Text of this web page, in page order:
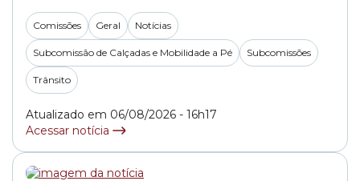
(06/08), a primeira reunião do segundo semestre de
2026. No encontro, os vereadores ouviram
representantes da SMSUB (Secretaria Municipal das
Subprefeituras). A pasta foi representada pelo
engenheiro Alexandre Martini e pelo arquiteto Rodolfo
Comissões Geral Notícias
Subcomissão de Calçadas e Mobilidade a Pé Subcomissões
Trânsito
Atualizado em 06/08/2026 - 16h17
Acessar notícia